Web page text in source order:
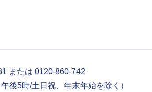
または 0120-860-742
午後5時/土日祝、年末年始を除く）